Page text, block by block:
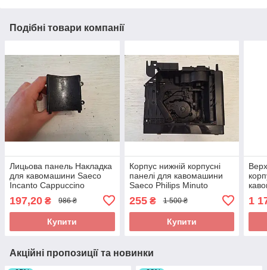
Подібні товари компанії
Лицьова панель Накладка
для кавомашини Saeco
Incanto Cappuccino
197,20 ₴ 986 ₴
Купити
Корпус нижній корпусні
панелі для кавомашини
Saeco Philips Minuto
255₴ 1 500 ₴
Купити
1
Акційні пропозиції та новинки